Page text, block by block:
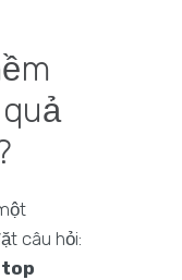
câu hỏi:
top